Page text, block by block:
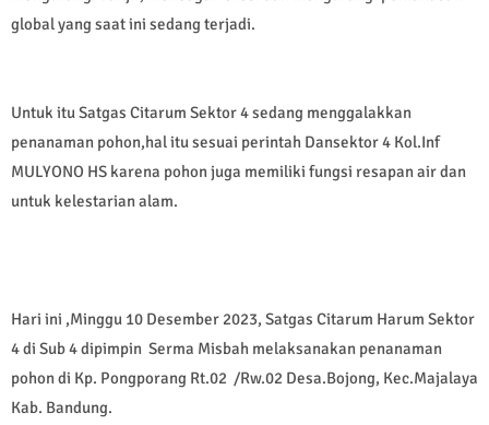
global yang saat ini sedang terjadi.
Untuk itu Satgas Citarum Sektor 4 sedang menggalakkan
penanaman pohon,hal itu sesuai perintah Dansektor 4 Kol.Inf
MULYONO HS karena pohon juga memiliki fungsi resapan air dan
untuk kelestarian alam.
Hari ini ,Minggu 10 Desember 2023, Satgas Citarum Harum Sektor
4 di Sub 4 dipimpin Serma Misbah melaksanakan penanaman
pohon di Kp. Pongporang Rt.02 /Rw.02 Desa.Bojong, Kec.Majalaya
Kab. Bandung.